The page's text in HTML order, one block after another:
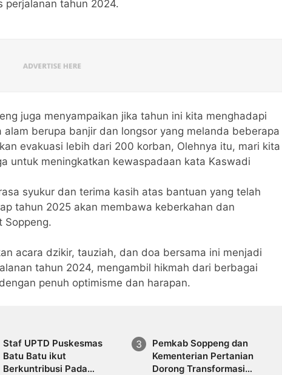
perjalanan tahun 2024.
juga menyampaikan jika tahun ini kita menghadapi
berupa banjir dan longsor yang melanda beberapa
evakuasi lebih dari 200 korban, Olehnya itu, mari kita
untuk meningkatkan kewaspadaan kata Kaswadi
syukur dan terima kasih atas bantuan yang telah
tahun 2025 akan membawa keberkahan dan
Soppeng.
acara dzikir, tauziah, dan doa bersama ini menjadi
tahun 2024, mengambil hikmah dari berbagai
penuh optimisme dan harapan.
Staf UPTD Puskesmas
Batu Batu ikut
Berkuntribusi Pada
Pemkab Soppeng dan
Kementerian Pertanian
Dorong Transformasi